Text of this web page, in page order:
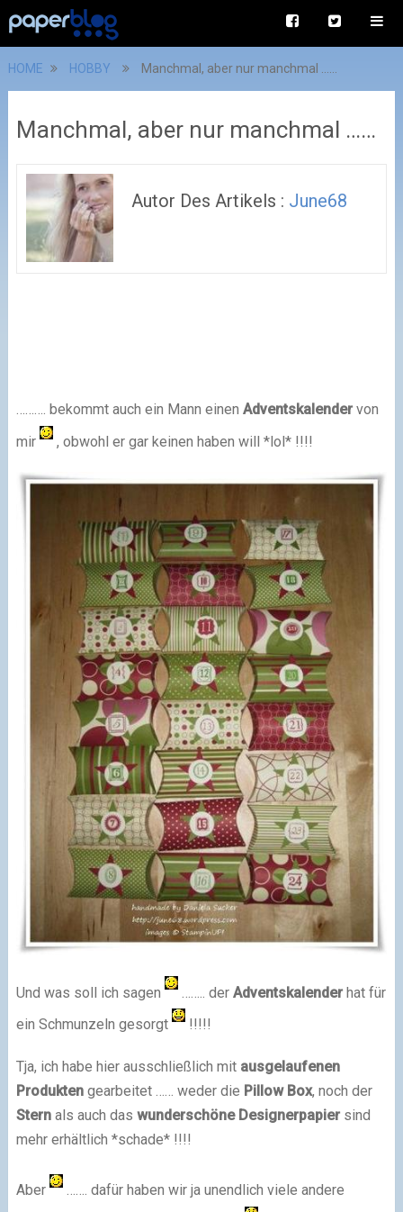
HOME HOBBY Manchmal, aber nur manchmal ……
Manchmal, aber nur manchmal ……
Autor Des Artikels : June68
………. bekommt auch ein Mann einen Adventskalendervon
mir
, obwohl er gar keinen haben will *lol* !!!!
Und was soll ich sagen …….. der Adventskalenderhat für
ein Schmunzeln gesorgt
!!!!!
Tja, ich habe hier ausschließlich mit ausgelaufenen
Produktengearbeitet …… weder die Pillow Box, noch der
Sternals auch das wunderschöne Designerpapiersind
mehr erhältlich *schade* !!!!
Aber
……. dafür haben wir ja unendlich viele andere